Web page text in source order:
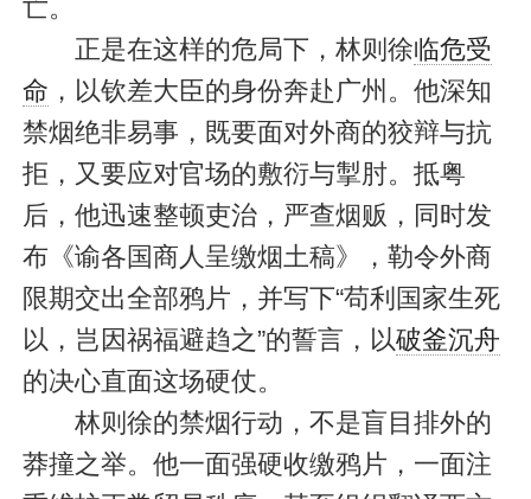
亡。
正是在这样的危局下，林则徐临危受
命 ，以钦差大臣的身份奔赴广州。他深知
禁烟绝非易事，既要面对外商的狡辩与抗
拒，又要应对官场的敷衍与掣肘。抵粤
后，他迅速整顿吏治，严查烟贩，同时发
布《谕各国商人呈缴烟土稿》，勒令外商
限期交出全部鸦片，并写下“苟利国家生死
以，岂因祸福避趋之”的誓言，以破釜沉舟
的决心直面这场硬仗。
林则徐的禁烟行动，不是盲目排外的
莽撞之举。他一面强硬收缴鸦片，一面注